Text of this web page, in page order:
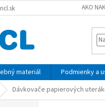
AKO
materiál Podmienky a
Dávkovače papierových